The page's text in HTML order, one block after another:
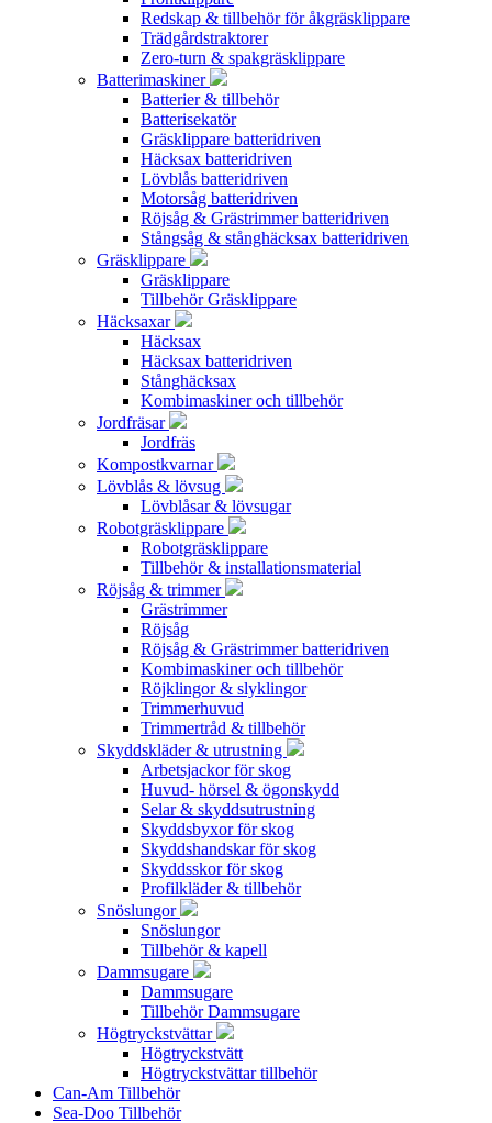
Redskap & tillbehör för åkgräsklippare
Trädgårdstraktorer
Zero-turn & spakgräsklippare
Batterimaskiner
Batterier & tillbehör
Batterisekatör
Gräsklippare batteridriven
Häcksax batteridriven
Lövblås batteridriven
Motorsåg batteridriven
Röjsåg & Grästrimmer batteridriven
Stångsåg & stånghäcksax batteridriven
Gräsklippare
Gräsklippare
Tillbehör Gräsklippare
Häcksaxar
Häcksax
Häcksax batteridriven
Stånghäcksax
Kombimaskiner och tillbehör
Jordfräsar
Jordfräs
Kompostkvarnar
Lövblås & lövsug
Lövblåsar & lövsugar
Robotgräsklippare
Robotgräsklippare
Tillbehör & installationsmaterial
Röjsåg & trimmer
Grästrimmer
Röjsåg
Röjsåg & Grästrimmer batteridriven
Kombimaskiner och tillbehör
Röjklingor & slyklingor
Trimmerhuvud
Trimmertråd & tillbehör
Skyddskläder & utrustning
Arbetsjackor för skog
Huvud- hörsel & ögonskydd
Selar & skyddsutrustning
Skyddsbyxor för skog
Skyddshandskar för skog
Skyddsskor för skog
Profilkläder & tillbehör
Snöslungor
Snöslungor
Tillbehör & kapell
Dammsugare
Dammsugare
Tillbehör Dammsugare
Högtryckstvättar
Högtryckstvätt
Högtryckstvättar tillbehör
Can-Am Tillbehör
Sea-Doo Tillbehör